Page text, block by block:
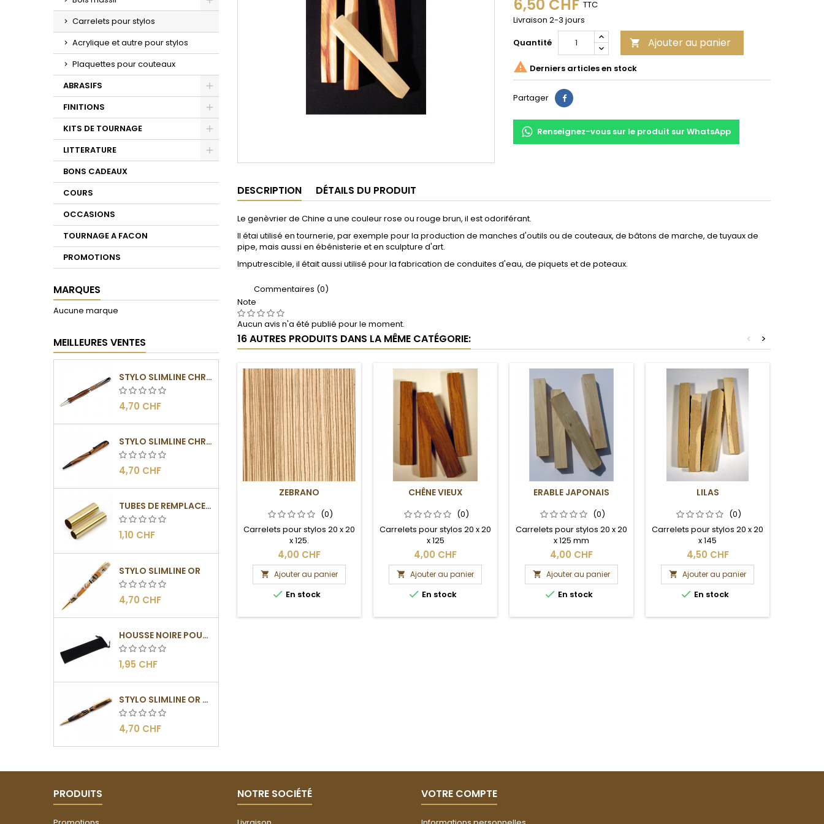
Carrelets pour stylos
Acrylique et autre pour stylos
Plaquettes pour couteaux
ABRASIFS
FINITIONS
KITS DE TOURNAGE
LITTERATURE
Toggle
BONS CADEAUX
COURS
OCCASIONS
TOURNAGE A FACON
PROMOTIONS
MARQUES
Aucune marque
MEILLEURES VENTES
STYLO SLIMLINE CHROMÉ
4,70 CHF
STYLO SLIMLINE CHROMÉ NOIR
4,70 CHF
TUBES DE REMPLACEMENT POUR MÉCANISME SLIMLINE
1,10 CHF
STYLO SLIMLINE OR
4,70 CHF
HOUSSE NOIRE POUR STYLO
1,95 CHF
STYLO SLIMLINE OR - BARRETTE PLATE
4,70 CHF
6,50 CHF TTC
Livraison 2-3 jours
Quantité
 Ajouter au panier
 Derniers articles en stock
Partager Partager
Renseignez-vous sur le produit sur WhatsApp
DESCRIPTION DÉTAILS DU PRODUIT
Le genèvrier de Chine a une couleur rose ou rouge brun, il est odoriférant.
Il étai utilisé en tournerie, par exemple pour la production de manches d'outils ou de couteaux, de bâtons de marche, de tuyaux de
pipe, mais aussi en ébénisterie et en sculpture d'art.
Imputrescible, il était aussi utilisé pour la fabrication de conduites d'eau, de piquets et de poteaux.
Commentaires (0)
Note
Aucun avis n'a été publié pour le moment.
16 AUTRES PRODUITS DANS LA MÊME CATÉGORIE: >
<
ZEBRANO
(0)
Carrelets pour stylos 20 x 20
x 125.
4,00 CHF
 Ajouter au panier
 En stock
CHÊNE VIEUX
(0)
Carrelets pour stylos 20 x 20
x 125
4,00 CHF
 Ajouter au panier
 En stock
ERABLE JAPONAIS
(0)
Carrelets pour stylos 20 x 20
x 125 mm
4,00 CHF
 Ajouter au panier
 En stock
LILAS
(0)
Carrelets pour stylos 20 x 20
x 145
4,50 CHF
 Ajouter au panier
 En stock
PRODUITS NOTRE SOCIÉTÉ VOTRE COMPTE